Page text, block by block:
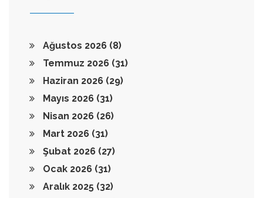
Ağustos 2026 (8)
Temmuz 2026 (31)
Haziran 2026 (29)
Mayıs 2026 (31)
Nisan 2026 (26)
Mart 2026 (31)
Şubat 2026 (27)
Ocak 2026 (31)
Aralık 2025 (32)